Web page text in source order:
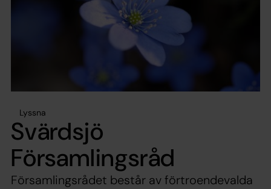
Lyssna
Svärdsjö
Församlingsråd
Församlingsrådet består av förtroendevalda